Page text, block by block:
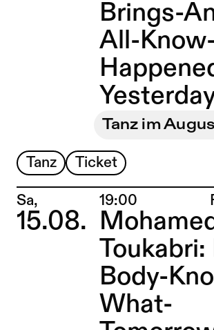
Brings-
All-
Tanz im
Tanz Ticket
Sa,
15.08.
19:00
Toukabri:
Body-
What-